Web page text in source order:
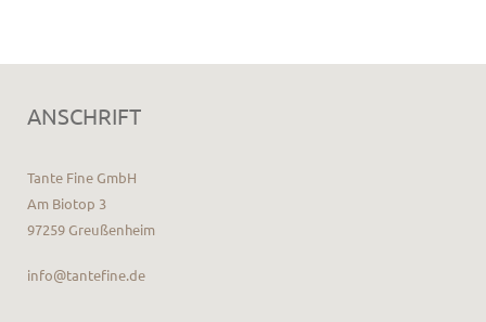
ANSCHRIFT
Tante Fine GmbH
Am Biotop 3
97259 Greußenheim
info@tantefine.de